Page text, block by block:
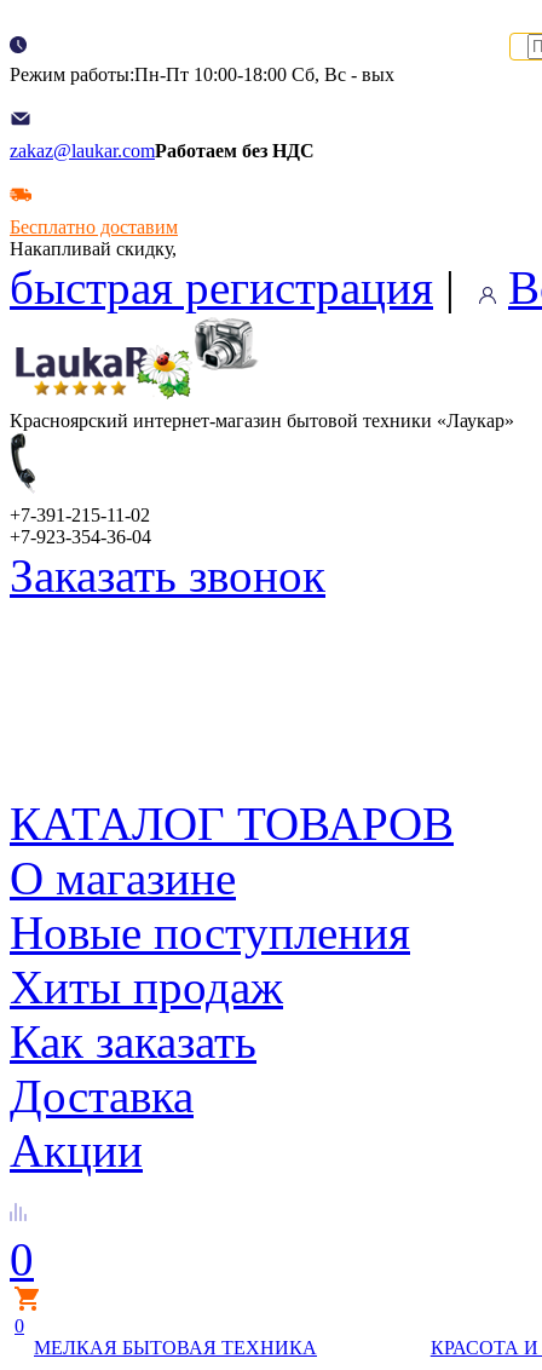
Режим работы:Пн-Пт 10:00-18:00 Сб, Вс - вых
zakaz@laukar.comРаботаем без НДС
Бесплатно доставим
Накапливай скидку,
быстрая регистрация |
Красноярский интернет-магазин бытовой техники «Лаукар»
+7-391-215-11-02
+7-923-354-36-04
Заказать звонок
КАТАЛОГ ТОВАРОВ
О магазине
Новые поступления
Хиты продаж
Как заказать
Доставка
Акции
0
0
МЕЛКАЯ БЫТОВАЯ ТЕХНИКА
КРАСОТА И